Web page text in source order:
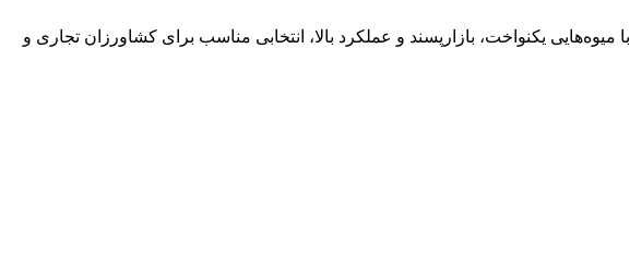
بذر گوجه فرنگی 2466 یکی از ارقام با کیفیت برند سمینس (Seminis) برای کشت در فضای باز است. این رقم هیبرید F1 با میوه‌هایی یکنواخت، بازارپسند و عملکرد بالا، انتخابی مناسب برای کشاورزان تجاری و